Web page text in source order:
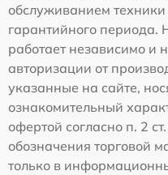
обслуживанием
гарантийного периода.
работает независимо и
авторизации от
указанные на сайте,
ознакомительный
офертой согласно п. 2
обозначения торговой
только в